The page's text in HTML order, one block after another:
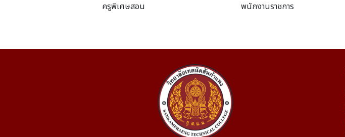
ครูพิเศษสอน พนักงานราชการ